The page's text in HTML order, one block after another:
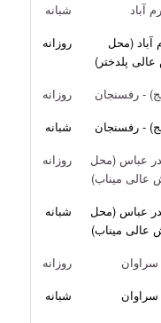
آباد
شبانه
آباد (محل
پلدختر)
روزانه
- رفسنجان
روزانه
- رفسنجان
شبانه
عباس (محل
عالی میناب)
روزانه
عباس (محل
عالی میناب)
شبانه
روزانه
شبانه